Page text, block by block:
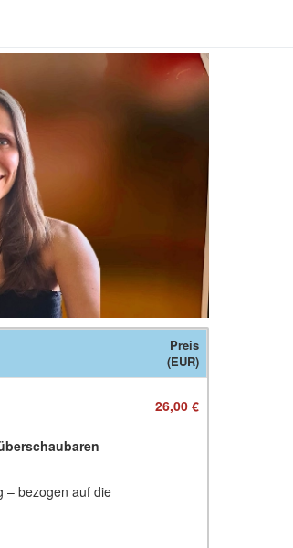
Preis
(EUR)
– bezogen auf die
26,00 €